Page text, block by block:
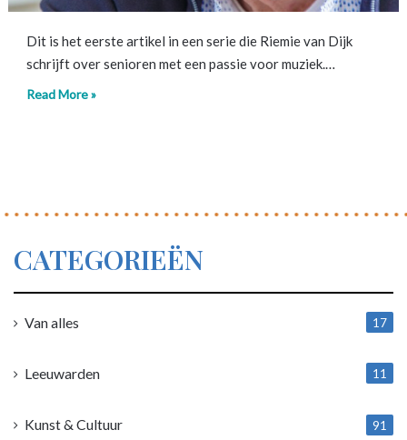
Dit is het eerste artikel in een serie die Riemie van Dijk
schrijft over senioren met een passie voor muziek.…
Read More »
CATEGORIEËN
Van alles
17
Leeuwarden
11
Kunst & Cultuur 91